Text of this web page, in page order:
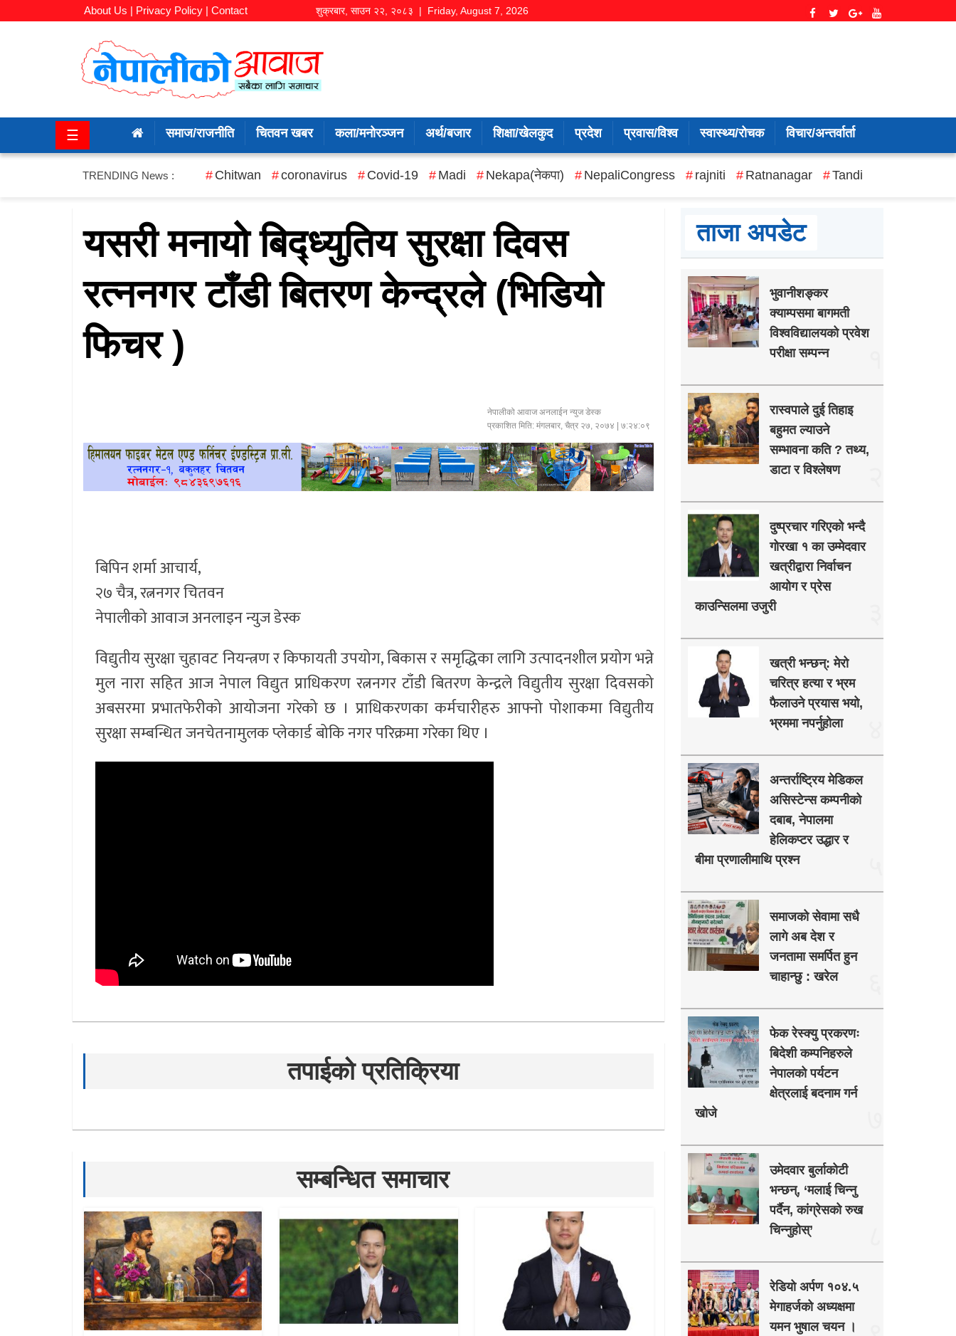
About Us | Privacy Policy | Contact शुक्रबार, साउन २२, २०८३ | Friday, August 7, 2026
राजनीति
☰ समाज/राजनीति चितवन खबर कला/मनोरञ्जन अर्थ/बजार शिक्षा/खेलकुद प्रदेश प्रवास/विश्व स्वास्थ्य/रोचक विचार/अन्तर्वार्ता
TRENDING News : Chitwan coronavirus Covid-19 Madi Nekapa(नेकपा) NepaliCongress rajniti Ratnanagar Tandi
यसरी मनायो बिद्ध्युतिय सुरक्षा दिवस
रत्ननगर टाँडी बितरण केन्द्रले (भिडियो
फिचर )
नेपालीको आवाज अनलाईन न्युज डेस्क
प्रकाशित मिति:मंगलबार, चैत्र २७, २०७४ | ७:२४:०९
बिपिन शर्मा आचार्य,
२७ चैत्र, रत्ननगर चितवन
नेपालीको आवाज अनलाइन न्युज डेस्क
विद्युतीय सुरक्षा चुहावट नियन्त्रण र किफायती उपयोग, बिकास र समृद्धिका लागि उत्पादनशील प्रयोग भन्ने
मुल नारा सहित आज नेपाल विद्युत प्राधिकरण रत्ननगर टाँडी बितरण केन्द्रले विद्युतीय सुरक्षा दिवसको
अबसरमा प्रभातफेरीको आयोजना गरेको छ । प्राधिकरणका कर्मचारीहरु आफ्नो पोशाकमा विद्युतीय
सुरक्षा सम्बन्धित जनचेतनामुलक प्लेकार्ड बोकि नगर परिक्रमा गरेका थिए ।
तपाईको प्रतिक्रिया
सम्बन्धित समाचार
ताजा अपडेट
भुवानीशङ्कर
क्याम्पसमा बागमती
विश्वविद्यालयको प्रवेश
परीक्षा सम्पन्न
रास्वपाले दुई तिहाइ
बहुमत ल्याउने
सम्भावना कति ? तथ्य,
डाटा र विश्लेषण
दुष्प्रचार गरिएको भन्दै
गोरखा १ का उम्मेदवार
खत्रीद्वारा निर्वाचन
आयोग र प्रेस
काउन्सिलमा उजुरी
खत्री भन्छन्: मेरो
चरित्र हत्या र भ्रम
फैलाउने प्रयास भयो,
भ्रममा नपर्नुहोला
अन्तर्राष्ट्रिय मेडिकल
असिस्टेन्स कम्पनीको
दबाब, नेपालमा
हेलिकप्टर उद्धार र
बीमा प्रणालीमाथि प्रश्न
समाजको सेवामा सधै
लागे अब देश र
जनतामा समर्पित हुन
चाहान्छु : खरेल
फेक रेस्क्यु प्रकरणः
बिदेशी कम्पनिहरुले
नेपालको पर्यटन
क्षेत्रलाई बदनाम गर्न
खोजे
उमेदवार बुर्लाकोटी
भन्छन्, ‘मलाई चिन्नु
पर्दैन, कांग्रेसको रुख
चिन्नुहोस्’
रेडियो अर्पण १०४.५
मेगाहर्जको अध्यक्षमा
यमन भुषाल चयन ।